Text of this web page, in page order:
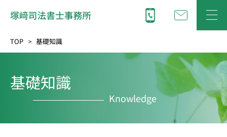
TOP 基礎知識
基礎知識
Knowledge